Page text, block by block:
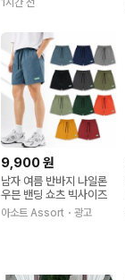
1시간 전
9,900원
남자 여름 반바지 나일론
우븐 밴딩 쇼츠 빅사이즈
아소트 Assort ・광고